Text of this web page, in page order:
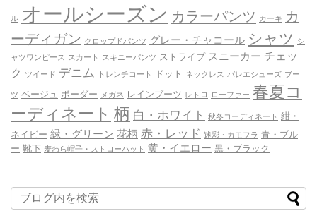
ル オールシーズン カラーパンツ カーキ カ
ーディガン クロップドパンツ グレー・チャコール シャツ
シ
ャツワンピース
スカート スキニーパンツ ストライプ スニーカー チェッ
ク
ツイード デニム トレンチコート ドット ネックレス バレエシューズ ブー
ツ ベージュ ボーダー メガネ レインブーツ レトロ ローファー 春夏コ
ーディネート 柄 白・ホワイト 秋冬コーディネート 紺・
ネイビー 緑・グリーン 花柄 赤・レッド 迷彩・カモフラ 青・ブル
ー 靴下 麦わら帽子・ストローハット 黄・イエロー 黒・ブラック